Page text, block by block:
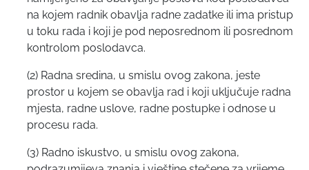
na kojem radnik obavlja radne zadatke ili ima pristup
u toku rada i koji je pod neposrednom ili posrednom
kontrolom poslodavca.
(2) Radna sredina, u smislu ovog zakona, jeste
prostor u kojem se obavlja rad i koji uključuje radna
mjesta, radne uslove, radne postupke i odnose u
procesu rada.
(3) Radno iskustvo, u smislu ovog zakona,